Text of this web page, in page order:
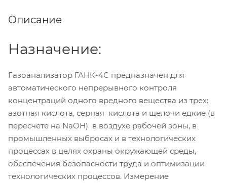
Описание
Назначение:
Газоанализатор ГАНК-4С предназначен для
автоматического непрерывного контроля
концентраций одного вредного вещества из трех:
азотная кислота, серная кислота и щелочи едкие (в
пересчете на NаОН) в воздухе рабочей зоны, в
промышленных выбросах и в технологических
процессах в целях охраны окружающей среды,
обеспечения безопасности труда и оптимизации
технологических процессов. Измерение